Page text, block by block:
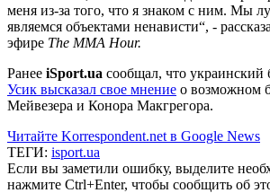
меня из-за того, что я знаком с ним. Мы
являемся объектами ненависти“, -
эфире The MMA Hour.
Ранее iSport.ua сообщал, что украинский
Усик высказал свое мнение о возможном
Мейвезера и Конора Макгрегора.
Читайте Korrespondent.net в Google News
ТЕГИ: isport.ua
Если вы заметили ошибку, выделите
нажмите Ctrl+Enter, чтобы сообщить об